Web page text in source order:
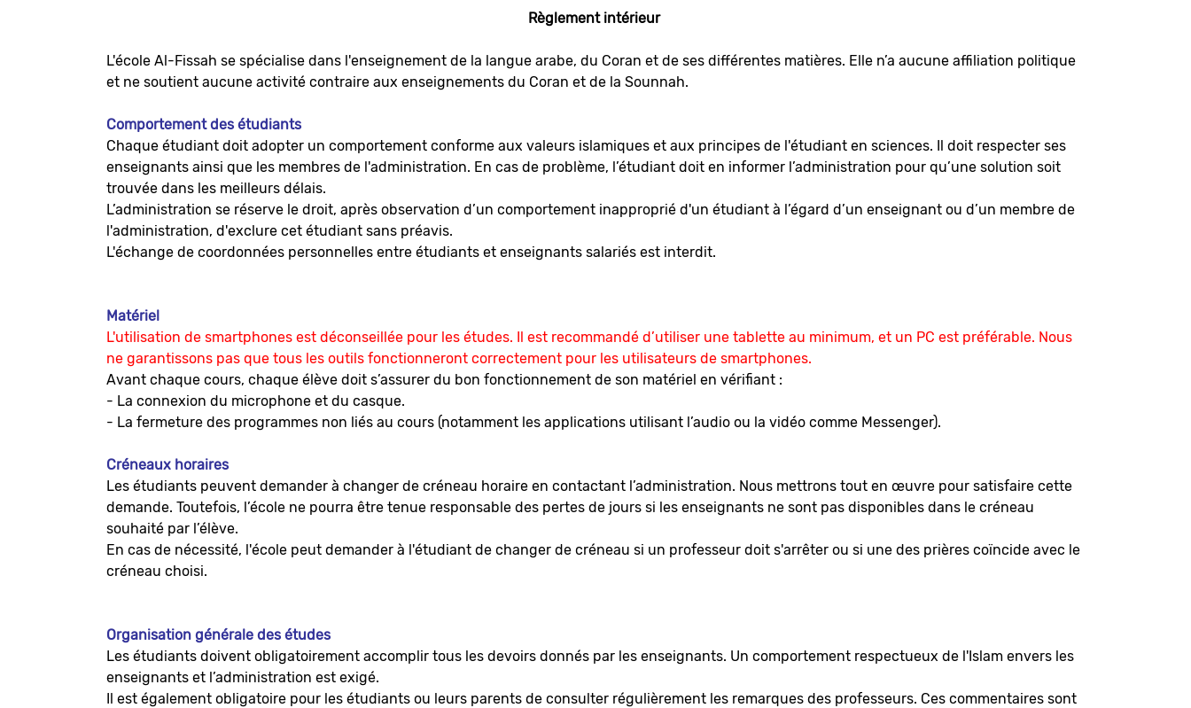
Règlement intérieur
L'école Al-Fissah se spécialise dans l'enseignement de la langue arabe, du Coran et de ses différentes matières. Elle n’a aucune affiliation politique
et ne soutient aucune activité contraire aux enseignements du Coran et de la Sounnah.
Comportement des étudiants
Chaque étudiant doit adopter un comportement conforme aux valeurs islamiques et aux principes de l'étudiant en sciences. Il doit respecter ses
enseignants ainsi que les membres de l'administration. En cas de problème, l’étudiant doit en informer l’administration pour qu’une solution soit
trouvée dans les meilleurs délais.
L’administration se réserve le droit, après observation d’un comportement inapproprié d'un étudiant à l’égard d’un enseignant ou d’un membre de
l'administration, d'exclure cet étudiant sans préavis.
L'échange de coordonnées personnelles entre étudiants et enseignants salariés est interdit.
Matériel
L'utilisation de smartphones est déconseillée pour les études. Il est recommandé d’utiliser une tablette au minimum, et un PC est préférable. Nous
ne garantissons pas que tous les outils fonctionneront correctement pour les utilisateurs de smartphones.
Avant chaque cours, chaque élève doit s’assurer du bon fonctionnement de son matériel en vérifiant :
- La connexion du microphone et du casque.
- La fermeture des programmes non liés au cours (notamment les applications utilisant l’audio ou la vidéo comme Messenger).
Créneaux horaires
Les étudiants peuvent demander à changer de créneau horaire en contactant l’administration. Nous mettrons tout en œuvre pour satisfaire cette
demande. Toutefois, l’école ne pourra être tenue responsable des pertes de jours si les enseignants ne sont pas disponibles dans le créneau
souhaité par l’élève.
En cas de nécessité, l'école peut demander à l'étudiant de changer de créneau si un professeur doit s'arrêter ou si une des prières coïncide avec le
créneau choisi.
Organisation générale des études
Les étudiants doivent obligatoirement accomplir tous les devoirs donnés par les enseignants. Un comportement respectueux de l'Islam envers les
enseignants et l’administration est exigé.
Il est également obligatoire pour les étudiants ou leurs parents de consulter régulièrement les remarques des professeurs. Ces commentaires sont